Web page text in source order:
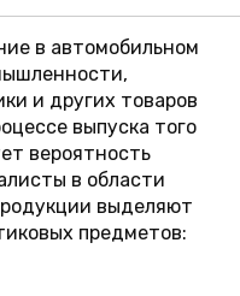
в автомобильном
и других товаров
выпуска того
вероятность
в области
выделяют
предметов: